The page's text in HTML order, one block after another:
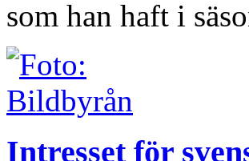
som han haft i
Intresset för